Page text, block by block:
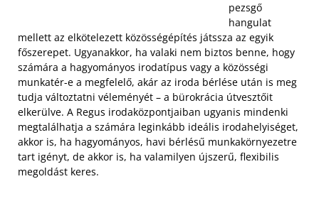
pezsgő
hangulat
mellett az elkötelezett közösségépítés játssza az egyik
főszerepet. Ugyanakkor, ha valaki nem biztos benne, hogy
számára a hagyományos irodatípus vagy a közösségi
munkatér-e a megfelelő, akár az iroda bérlése után is meg
tudja változtatni véleményét – a bürokrácia útvesztőit
elkerülve. A Regus irodaközpontjaiban ugyanis mindenki
megtalálhatja a számára leginkább ideális irodahelyiséget,
akkor is, ha hagyományos, havi bérlésű munkakörnyezetre
tart igényt, de akkor is, ha valamilyen újszerű, flexibilis
megoldást keres.